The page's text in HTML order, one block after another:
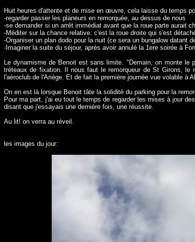
Huit heures d'attente et de mise en œuvre, cela laisse du temps
-regarder passer les planeurs en remorquée, au dessus de nous
-se demander si un arrêt immédiat avant que la roue parte aurait
-Méditer sur la chance relative: c'est la roue droite qui s'est
-Organiser un plan dodo pour la nuit (ce sera un bungalow datant
-Imaginer la suite du séjour, après avoir annulé la 1ere soirée à
Le dynamisme de Benoit est sans limite. "Demain, on monte
tréteaux de fixation. Il nous faut le remorqueur de St Girons,
l'aéroclub de l'Ariège. Et de fait la première journée vue volable à
On en est là lorsque Benoit tâte la solidité du parking pour la
Pour ma part, j'ai eu tout le temps de regarder les mises à jour
disant que j'essayais une dernière fois, une réussite.
Au lit! on verra au réveil.
les images du jour: